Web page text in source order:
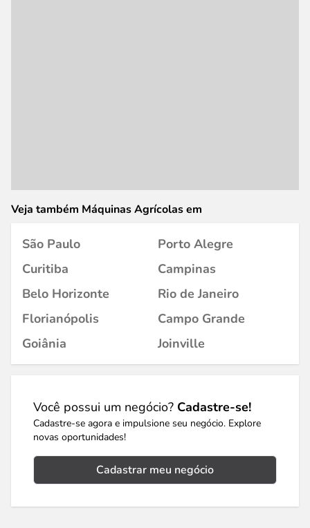
Veja também Máquinas Agrícolas em
São Paulo
Porto Alegre
Curitiba
Campinas
Belo Horizonte
Rio de Janeiro
Florianópolis
Campo Grande
Goiânia
Joinville
Você possui um negócio? Cadastre-se!
Cadastre-se agora e impulsione seu negócio. Explore
novas oportunidades!
Cadastrar meu negócio